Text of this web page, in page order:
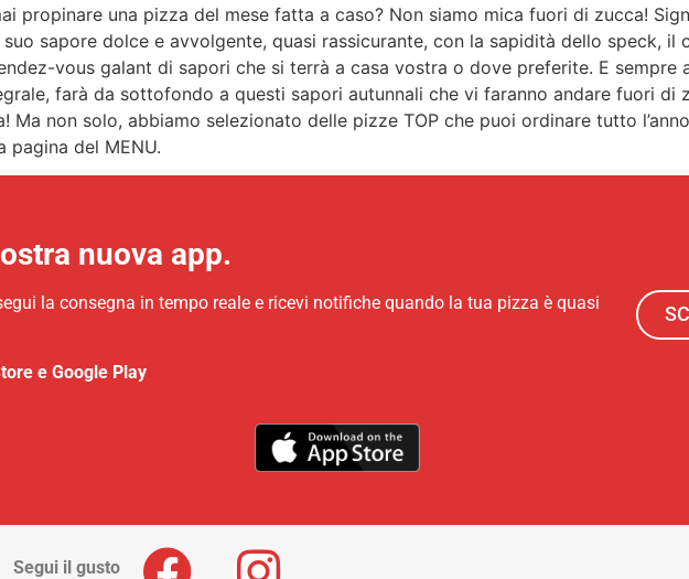
propinare una pizza del mese fatta a caso? Non siamo mica fuori di zucca!
sapore dolce e avvolgente, quasi rassicurante, con la sapidità dello speck, il
vous galant di sapori che si terrà a casa vostra o dove preferite. E sempre
farà da sottofondo a questi sapori autunnali che vi faranno andare fuori
Ma non solo, abbiamo selezionato delle pizze TOP che puoi ordinare tutto
del MENU.
nuova app.
la consegna in tempo reale e ricevi notifiche quando la tua pizza è quasi
e Google Play
Segui il gusto